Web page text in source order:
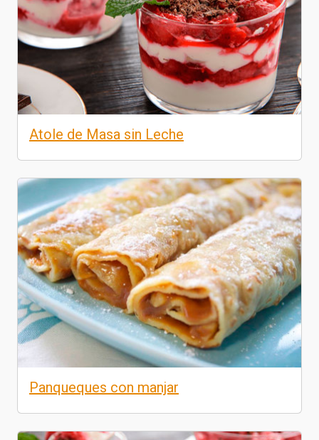
Atole de Masa sin Leche
Panqueques con manjar